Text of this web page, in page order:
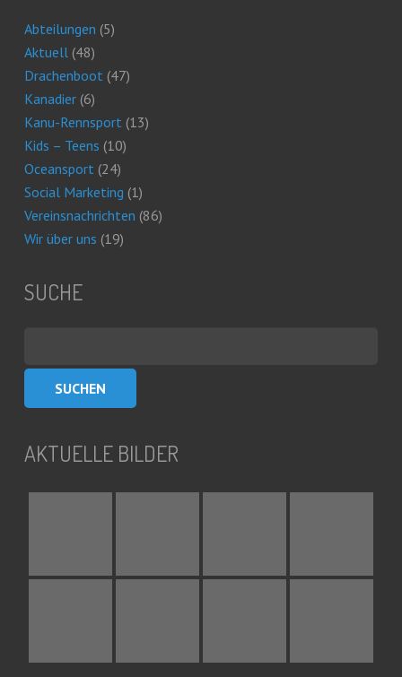
Abteilungen (5)
Aktuell(48)
Drachenboot(47)
Kanadier(6)
Kanu-Rennsport(13)
Kids – Teens (10)
Oceansport(24)
Social Marketing (1)
Vereinsnachrichten (86)
Wir über uns (19)
SUCHE
AKTUELLE BILDER